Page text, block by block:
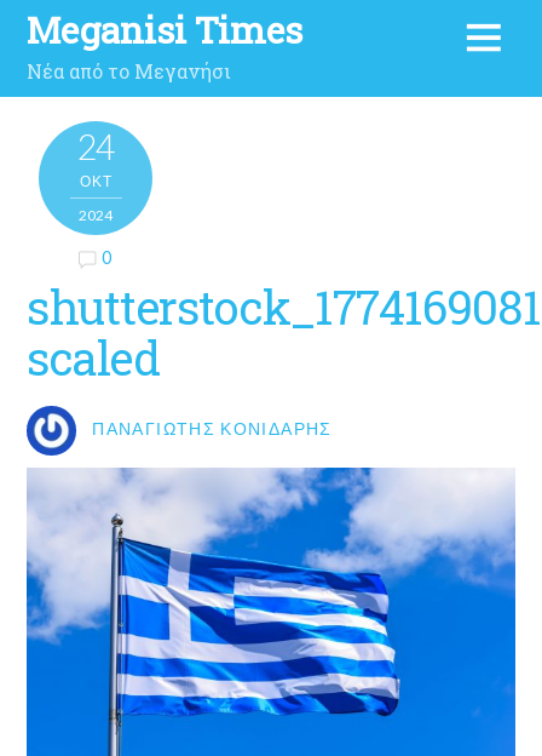
Meganisi Times
Νέα από το Μεγανήσι
24
ΟΚΤ
2024
0
scaled
ΠΑΝΑΓΙΏΤΗΣ ΚΟΝΙΔΆΡΗΣ